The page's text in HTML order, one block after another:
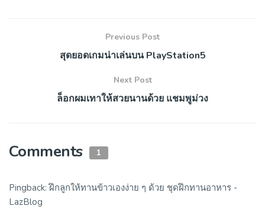
Previous Post
สุดยอดเกมน่าเล่นบน PlayStation5
Next Post
ล็อกผมเทาให้สวยนานด้วย แชมพูม่วง
Comments 1
Pingback:ฝึกลูกให้ทานข้าวเองง่าย ๆ ด้วย ชุดฝึกทานอาหาร -
LazBlog